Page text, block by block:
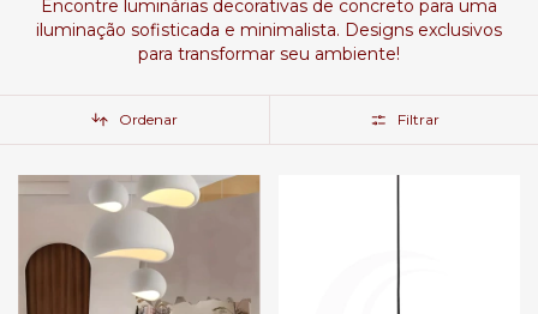
Encontre luminárias decorativas de concreto para uma
iluminação sofisticada e minimalista. Designs exclusivos
para transformar seu ambiente!
Ordenar Filtrar